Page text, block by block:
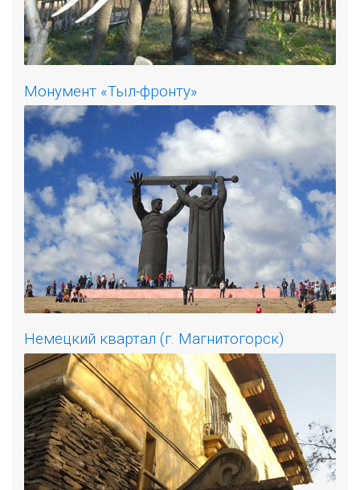
Монумент «Тыл-фронту»
Немецкий квартал (г. Магнитогорск)